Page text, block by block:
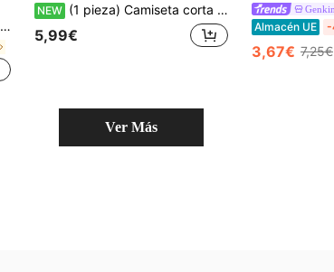
NEW (1 pieza) Camiseta corta básica de moda fresca casual con patrón de lazo colorido para niñas, cómoda para uso diario en verano
5,99€ Almacén UE -
3,67€ 7,25€
Ver Más